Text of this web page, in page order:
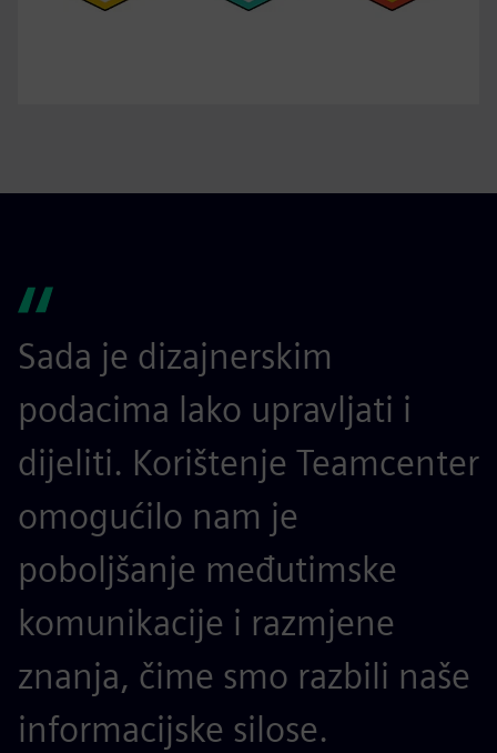
Sada je dizajnerskim
podacima lako upravljati i
dijeliti. Korištenje Teamcenter
omogućilo nam je
poboljšanje međutimske
komunikacije i razmjene
znanja, čime smo razbili naše
informacijske silose.